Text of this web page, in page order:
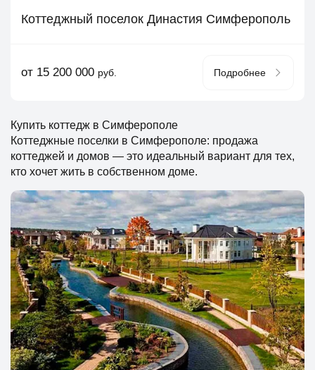
Коттеджный поселок Династия Симферополь
от 15 200 000 руб. Подробнее
Купить коттедж в Симферополе
Коттеджные поселки в Симферополе: продажа
коттеджей и домов — это идеальный вариант для тех,
кто хочет жить в собственном доме.